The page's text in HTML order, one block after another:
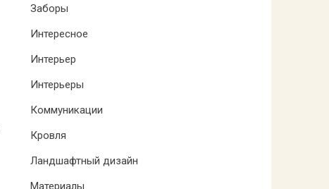
Заборы
Интересное
Интерьер
Интерьеры
Коммуникации
Кровля
Ландшафтный дизайн
Материалы